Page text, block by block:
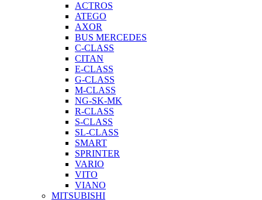
ACTROS
ATEGO
AXOR
BUS MERCEDES
C-CLASS
CITAN
E-CLASS
G-CLASS
M-CLASS
NG-SK-MK
R-CLASS
S-CLASS
SL-CLASS
SMART
SPRINTER
VARIO
VITO
VIANO
MITSUBISHI